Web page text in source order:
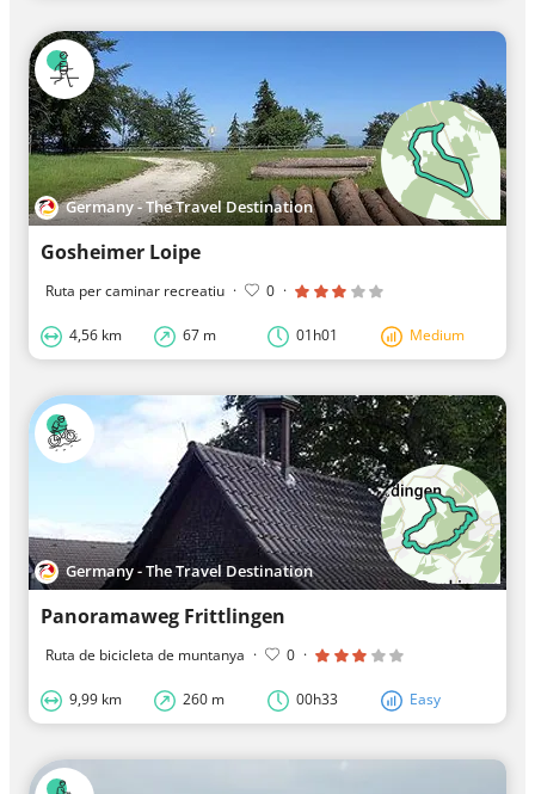
Germany - The Travel Destination
Gosheimer Loipe
Ruta per caminar recreatiu · 0 ·
4,56 km 67 m 01h01 Medium
Germany - The Travel Destination
Panoramaweg Frittlingen
Ruta de bicicleta de muntanya · 0 ·
9,99 km 260 m 00h33 Easy